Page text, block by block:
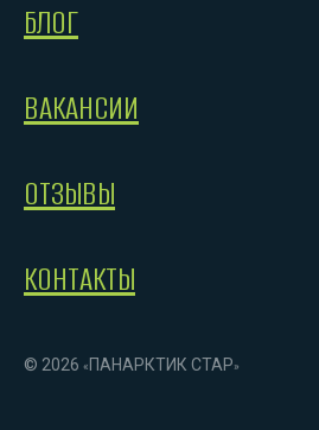
БЛОГ
ВАКАНСИИ
ОТЗЫВЫ
КОНТАКТЫ
© 2026 « ПАНАРКТИК СТАР»